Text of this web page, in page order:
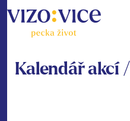
Kalendář akcí /